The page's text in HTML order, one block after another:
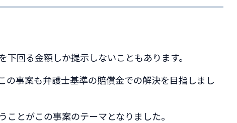
回る金額しか提示しないこともあります。
の事案も弁護士基準の賠償金での解決を目指しまし
とがこの事案のテーマとなりました。